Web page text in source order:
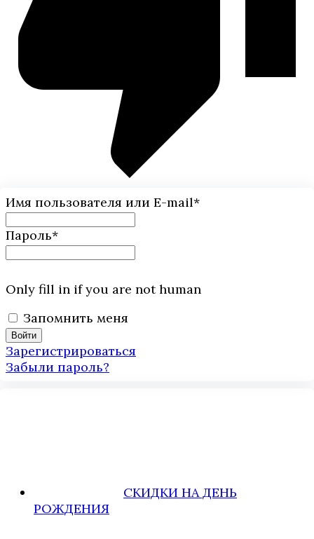
Имя пользователя или E-mail*
Пароль*
Only fill in if you are not human
Запомнить меня
Зарегистрироваться
Забыли пароль?
СКИДКИ НА ДЕНЬ
РОЖДЕНИЯ